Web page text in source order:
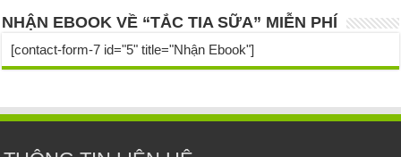
NHẬN EBOOK VỀ “TẮC TIA SỮA” MIỄN PHÍ
[contact-form-7 id="5" title="Nhận Ebook"]